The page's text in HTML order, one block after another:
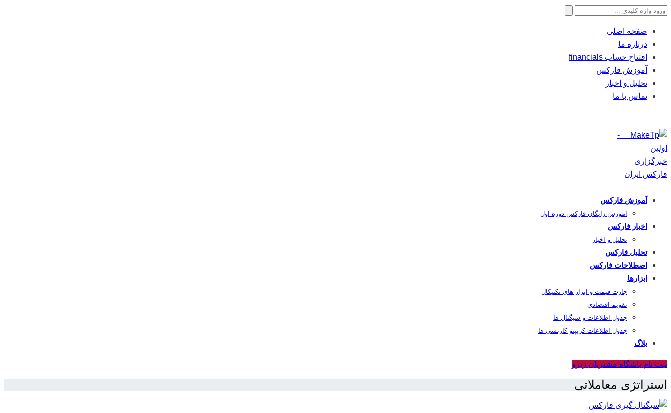
جستجو
صفحه اصلی
درباره ما
افتتاح حساب financials
آموزش فارکس
تحلیل و اخبار
تماس با ما
آموزش فارکس
آموزش رایگان فارکس دوره اول
اخبار فارکس
تحلیل و اخبار
تحلیل فارکس
اصطلاحات فارکس
ابزارها
چارت قیمت و ابزار های تکنیکال
تقویم اقتصادی
جدول اطلاعات و سیگنال ها
جدول اطلاعات کریپتو کارنسی ها
بلاگ
ثبت نام باشگاه مشتریان زیرو
استراتژی معاملاتی